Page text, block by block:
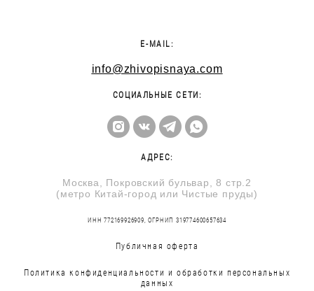
E-MAIL:
info@zhivopisnaya.com
СОЦИАЛЬНЫЕ СЕТИ:
АДРЕС:
Москва, Покровский бульвар, 8 стр.2
(метро Китай-город или Чистые пруды)
ИНН 772169926909, ОГРНИП 319774600657634
Публичная оферта
Политика конфиденциальности и обработки персональных
данных